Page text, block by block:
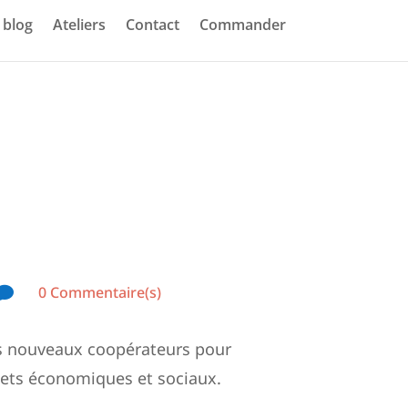
Ateliers Contact Commander
0 Commentaire(s)
nouveaux coopérateurs pour
économiques et sociaux.